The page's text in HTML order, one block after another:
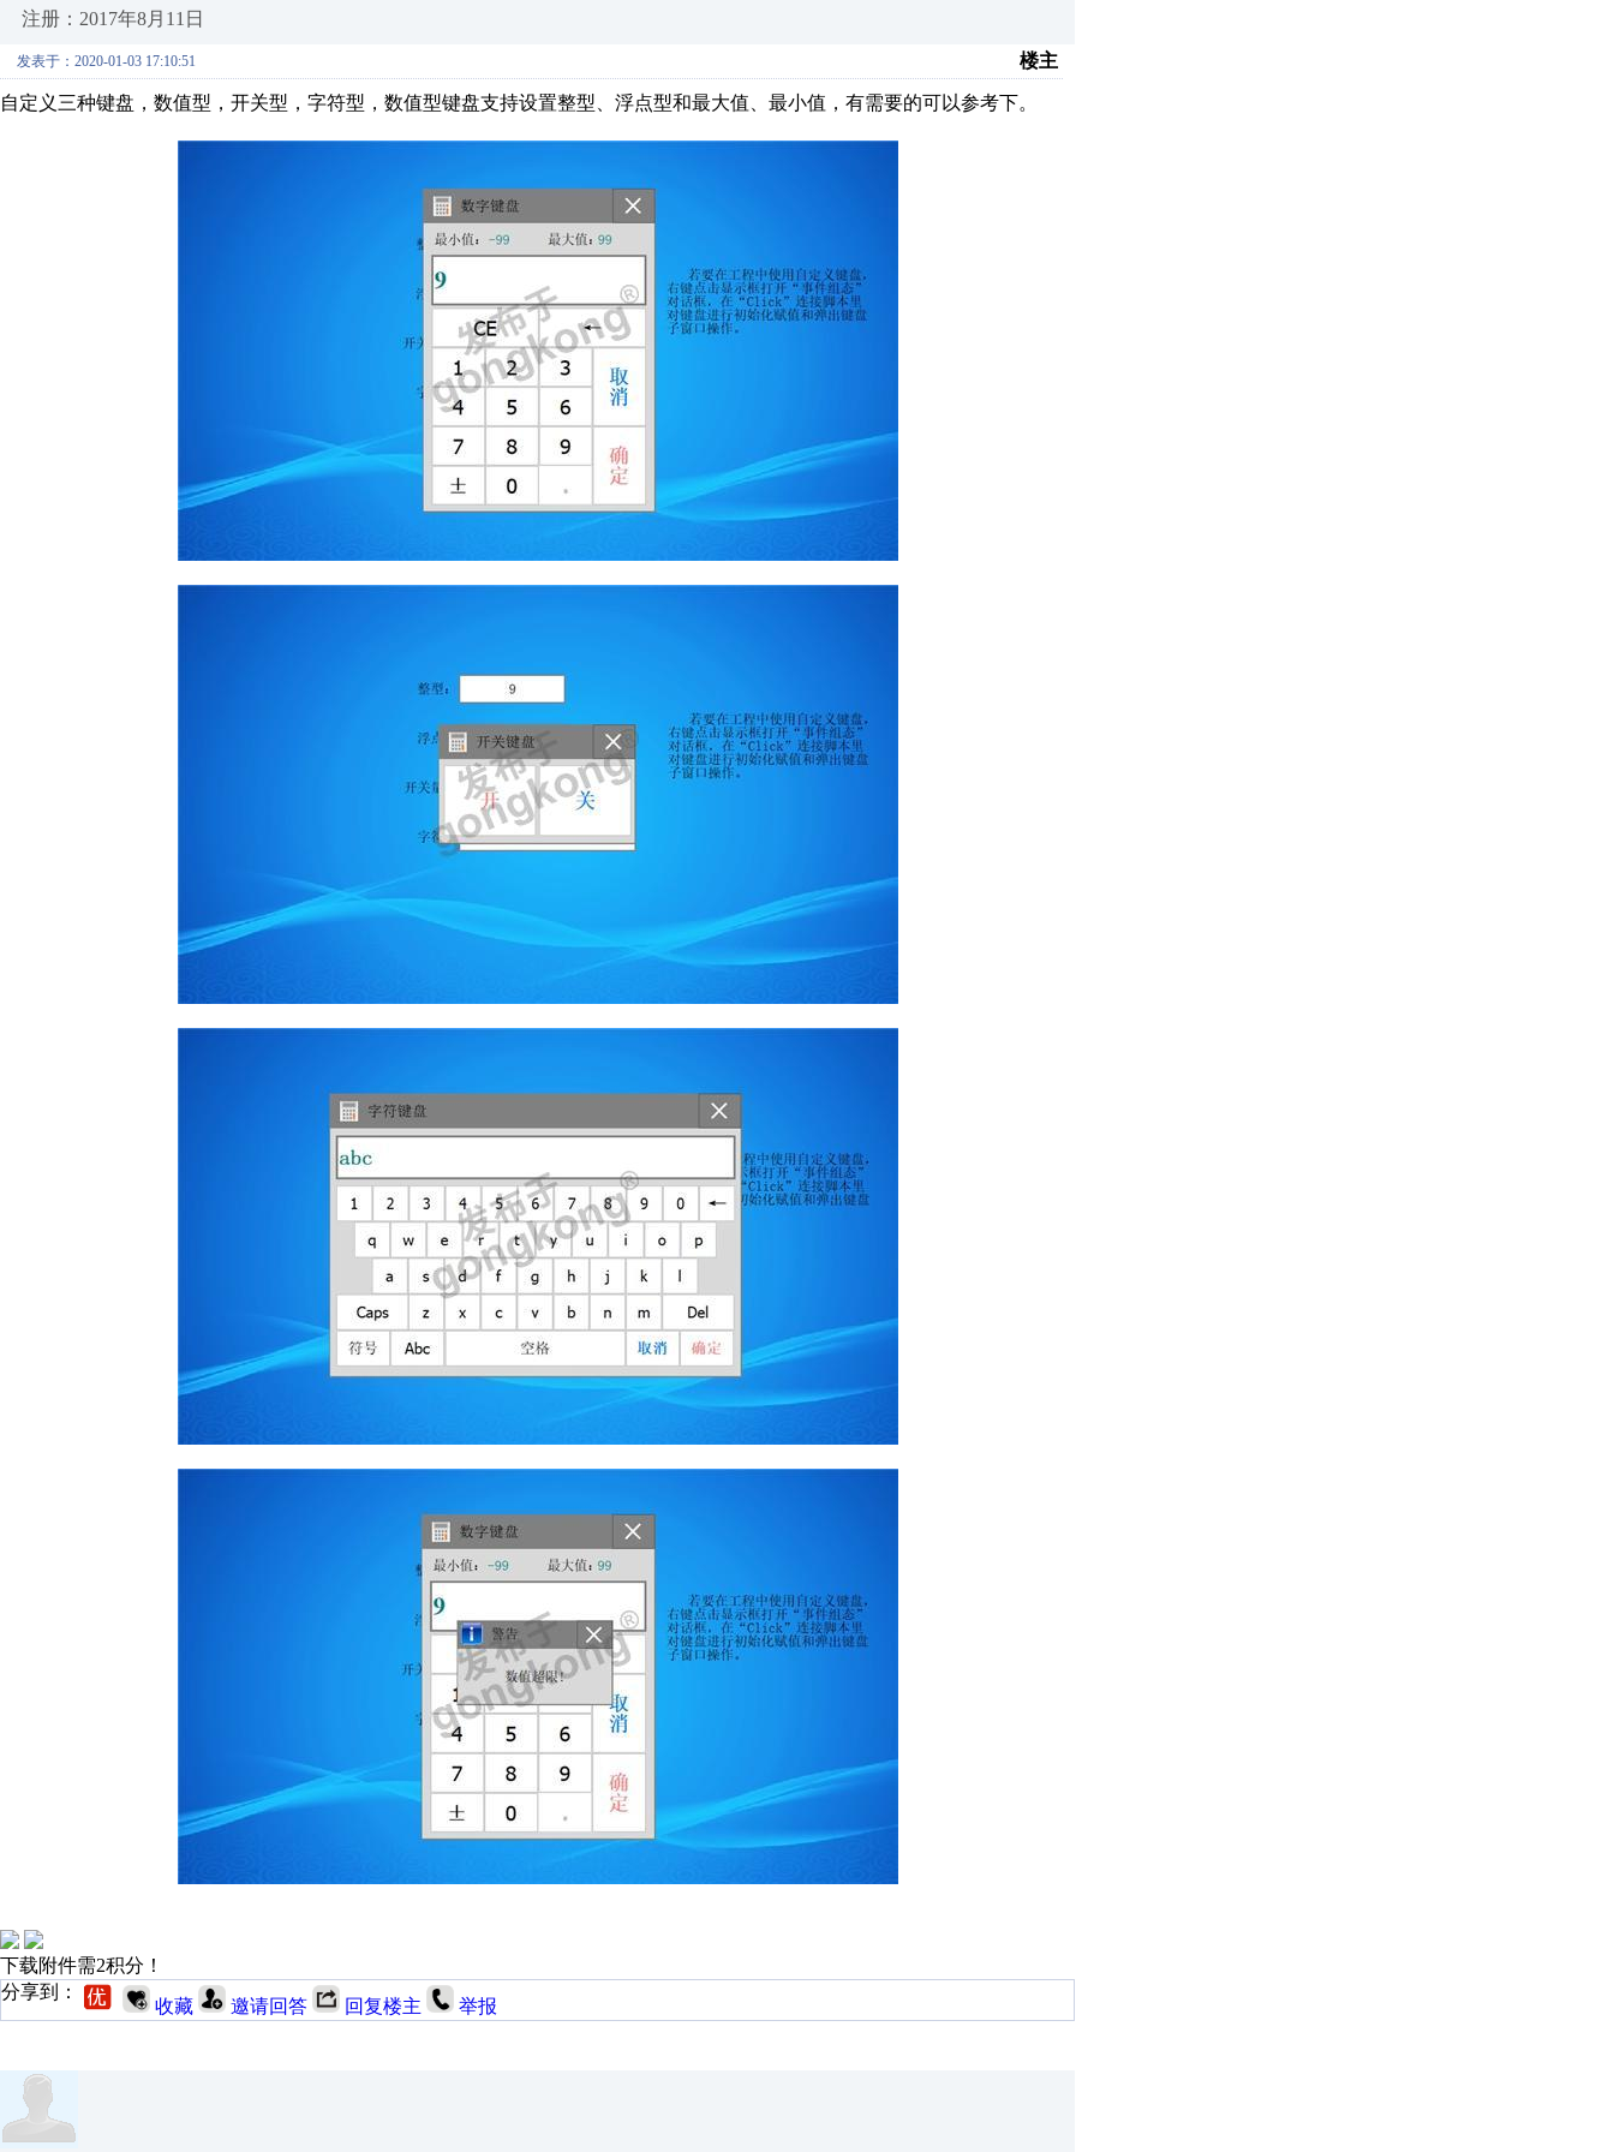
注册：2017年8月11日
发表于：2020-01-03 17:10:51 楼主
自定义三种键盘，数值型，开关型，字符型，数值型键盘支持设置整型、浮点型和最大值、最小值，有需要的可以参考下。
下载附件需2积分！
分享到：
收藏 邀请回答 回复楼主 举报